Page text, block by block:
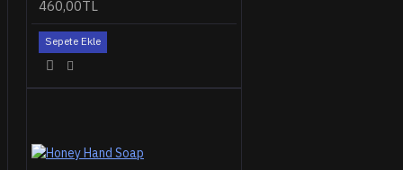
460,00TL
Sepete Ekle